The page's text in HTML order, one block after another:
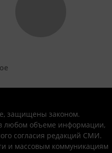
защищены законом.
любом объеме информации,
согласия редакций СМИ.
и массовым коммуникациям